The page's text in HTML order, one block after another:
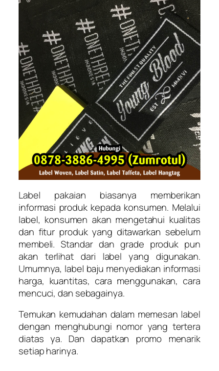
Label pakaian biasanya memberikan
informasi produk kepada konsumen. Melalui
label, konsumen akan mengetahui kualitas
dan fitur produk yang ditawarkan sebelum
membeli. Standar dan grade produk pun
akan terlihat dari label yang digunakan.
Umumnya, label baju menyediakan informasi
harga, kuantitas, cara menggunakan, cara
mencuci, dan sebagainya.
Temukan kemudahan dalam memesan label
dengan menghubungi nomor yang tertera
diatas ya. Dan dapatkan promo menarik
setiap harinya.